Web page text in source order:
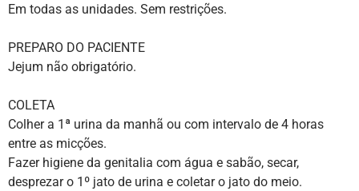
Em todas as unidades. Sem restrições.
PREPARO DO PACIENTE
Jejum não obrigatório.
COLETA
Colher a 1ª urina da manhã ou com intervalo de 4 horas
entre as micções.
Fazer higiene da genitalia com água e sabão, secar,
desprezar o 1º jato de urina e coletar o jato do meio.